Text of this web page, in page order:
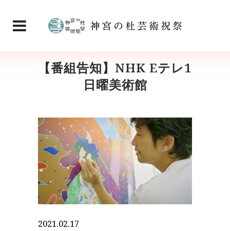
【番組告知】NHK Eテレ1
日曜美術館
2021.02.17